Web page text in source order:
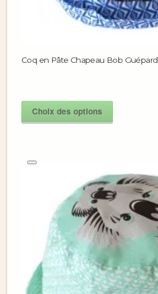
Coq en Pâte Chapeau Bob Guépard
Choix des options